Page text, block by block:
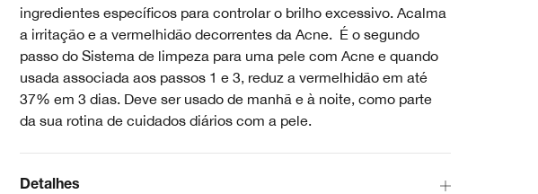
ingredientes específicos para controlar o brilho excessivo. Acalma
a irritação e a vermelhidão decorrentes da Acne. É o segundo
passo do Sistema de limpeza para uma pele com Acne e quando
usada associada aos passos 1 e 3, reduz a vermelhidão em até
37% em 3 dias. Deve ser usado de manhã e à noite, como parte
da sua rotina de cuidados diários com a pele.
Detalhes